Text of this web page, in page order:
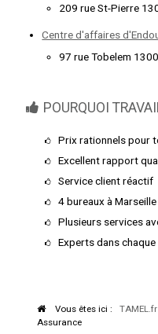
209 rue St-Pierre
Centre d'affaires
97 rue Tobelem
POURQUOI
Prix rationnels pour
Excellent rapport
Service client réactif
4 bureaux à Marseille
Plusieurs services
Experts dans
Vous êtes ici : TAMEL.fr
Assurance